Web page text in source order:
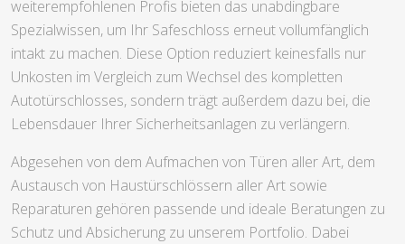
weiterempfohlenen Profis bieten das unabdingbare
Spezialwissen, um Ihr Safeschloss erneut vollumfänglich
intakt zu machen. Diese Option reduziert keinesfalls nur
Unkosten im Vergleich zum Wechsel des kompletten
Autotürschlosses, sondern trägt außerdem dazu bei, die
Lebensdauer Ihrer Sicherheitsanlagen zu verlängern.
Abgesehen von dem Aufmachen von Türen aller Art, dem
Austausch von Haustürschlössern aller Art sowie
Reparaturen gehören passende und ideale Beratungen zu
Schutz und Absicherung zu unserem Portfolio. Dabei